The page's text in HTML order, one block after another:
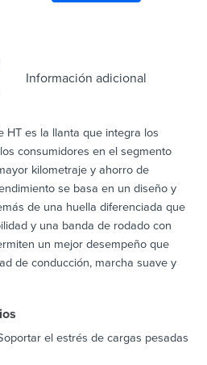
Información adicional
HT es la llanta que integra los
consumidores en el segmento
kilometraje y ahorro de
se basa en un diseño y
de una huella diferenciada que
y una banda de rodado con
un mejor desempeño que
de conducción, marcha suave y
el estrés de cargas pesadas